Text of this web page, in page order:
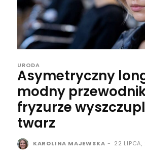
URODA
Asymetryczny
modny
fryzurze
twarz
KAROLINA MAJEWSKA - 22